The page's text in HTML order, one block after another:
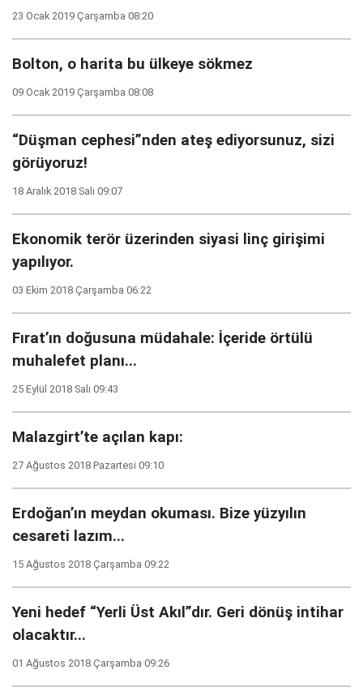
23 Ocak 2019 Çarşamba 08:20
Bolton, o harita bu ülkeye sökmez
09 Ocak 2019 Çarşamba 08:08
“Düşman cephesi”nden ateş ediyorsunuz, sizi
görüyoruz!
18 Aralık 2018 Salı 09:07
Ekonomik terör üzerinden siyasi linç girişimi
yapılıyor.
03 Ekim 2018 Çarşamba 06:22
Fırat’ın doğusuna müdahale: İçeride örtülü
muhalefet planı...
25 Eylül 2018 Salı 09:43
Malazgirt’te açılan kapı:
27 Ağustos 2018 Pazartesi 09:10
Erdoğan’ın meydan okuması. Bize yüzyılın
cesareti lazım...
15 Ağustos 2018 Çarşamba 09:22
Yeni hedef “Yerli Üst Akıl”dır. Geri dönüş intihar
olacaktır...
01 Ağustos 2018 Çarşamba 09:26